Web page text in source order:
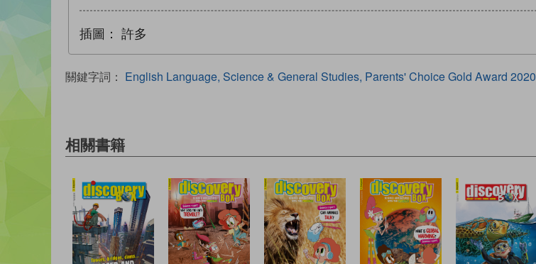
插圖： 許多
關鍵字詞： English Language, Science & General Studies, Parents' Choice Gold Award 2020
相關書籍